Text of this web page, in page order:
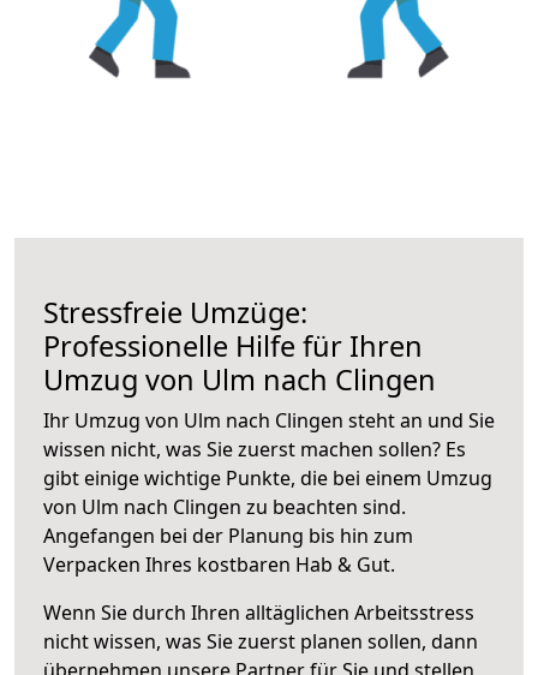
Stressfreie Umzüge:
Professionelle Hilfe für Ihren
Umzug von Ulm nach Clingen
Ihr Umzug von Ulm nach Clingen steht an und Sie
wissen nicht, was Sie zuerst machen sollen? Es
gibt einige wichtige Punkte, die bei einem Umzug
von Ulm nach Clingen zu beachten sind.
Angefangen bei der Planung bis hin zum
Verpacken Ihres kostbaren Hab & Gut.
Wenn Sie durch Ihren alltäglichen Arbeitsstress
nicht wissen, was Sie zuerst planen sollen, dann